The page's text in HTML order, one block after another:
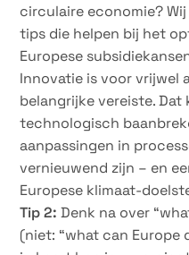
circulaire economie?
tips die helpen bij het
Europese
Innovatie is voor vrijwel
belangrijke vereiste. Dat
technologisch
aanpassingen in
vernieuwend zijn – en
Europese klimaat-
Tip 2: Denk na over
(niet: “what can Europe